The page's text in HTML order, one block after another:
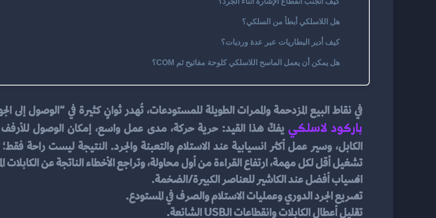
هل اللاسلكي أبطأ من السلكي؟
كيف أدير البطاريات عبر عدة ورديات؟
هل يمكن أن يعمل الماسح اللاسلكي كلوحة مفاتيح ثم COM؟
في نقاط البيع المزدحمة والممرات الطويلة للمستودعات، تُهدر ثوانٍ كثيرة في “الوصول إلى
باركود لاسلكي
الكابل، وسير عمل أكثر انسيابية عند الاستلام والتعبئة والجرد. النتيجة ليست راحة
تشغيل أقل لكل مهمة، ارتفاع القراءة من أول محاولة، وتراجع الأخطاء الناتجة عن الكابلات
انسياب أفضل عند الكاشير للعناصر الكبيرة/الضخمة.
تسريع الجرد الدوري وعمليات الاستلام والصرف في المستودع.
تقليل أعطال الكابلات وانقطاعات الـUSB الشائعة.